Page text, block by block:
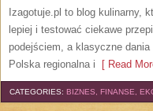
Izagotuje.pl to blog kulinarny,
lepiej i testować ciekawe
podejściem, a klasyczne
Polska regionalna i [ Read
CATEGORIES: BIZNES, FINANSE,